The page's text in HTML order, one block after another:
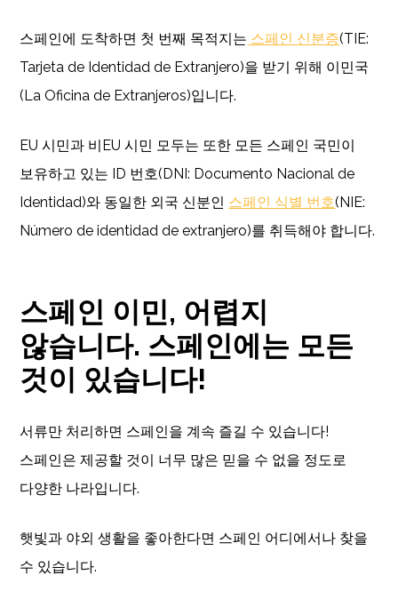
스페인에 도착하면 첫 번째 목적지는 스페인 신분증(TIE:
Tarjeta de Identidad de Extranjero)을 받기 위해 이민국
(La Oficina de Extranjeros)입니다.
EU 시민과 비EU 시민 모두는 또한 모든 스페인 국민이
보유하고 있는 ID 번호(DNI: Documento Nacional de
Identidad)와 동일한 외국 신분인 스페인 식별 번호(NIE:
Número de identidad de extranjero)를 취득해야 합니다.
스페인 이민, 어렵지
않습니다. 스페인에는 모든
것이 있습니다!
서류만 처리하면 스페인을 계속 즐길 수 있습니다!
스페인은 제공할 것이 너무 많은 믿을 수 없을 정도로
다양한 나라입니다.
햇빛과 야외 생활을 좋아한다면 스페인 어디에서나 찾을
수 있습니다.